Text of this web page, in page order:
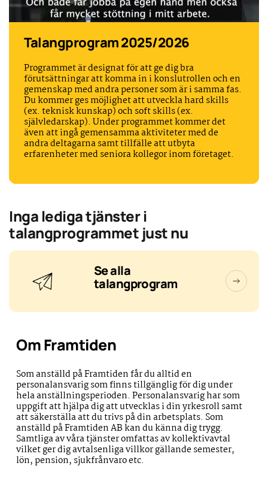
Talangprogram 2025/2026
Programmet är designat för att ge dig bra
förutsättningar att komma in i konslutrollen och en
gemenskap med andra personer som är i samma fas.
Du kommer ges möjlighet att utveckla hard skills
(ex. teknisk kunskap) och soft skills (ex.
självledarskap). Under programmet kommer det
även att ingå gemensamma aktiviteter med de
andra deltagarna samt tillfälle att utbyta
erfarenheter med seniora kollegor inom företaget.
Inga lediga tjänster i
talangprogrammet just nu
Se alla
talangprogram
Om Framtiden
Som anställd på Framtiden får du alltid en
personalansvarig som finns tillgänglig för dig under
hela anställningsperioden. Personalansvarig har som
uppgift att hjälpa dig att utvecklas i din yrkesroll samt
att säkerställa att du trivs på din arbetsplats. Som
anställd på Framtiden AB kan du känna dig trygg.
Samtliga av våra tjänster omfattas av kollektivavtal
vilket ger dig avtalsenliga villkor gällande semester,
lön, pension, sjukfrånvaro etc.